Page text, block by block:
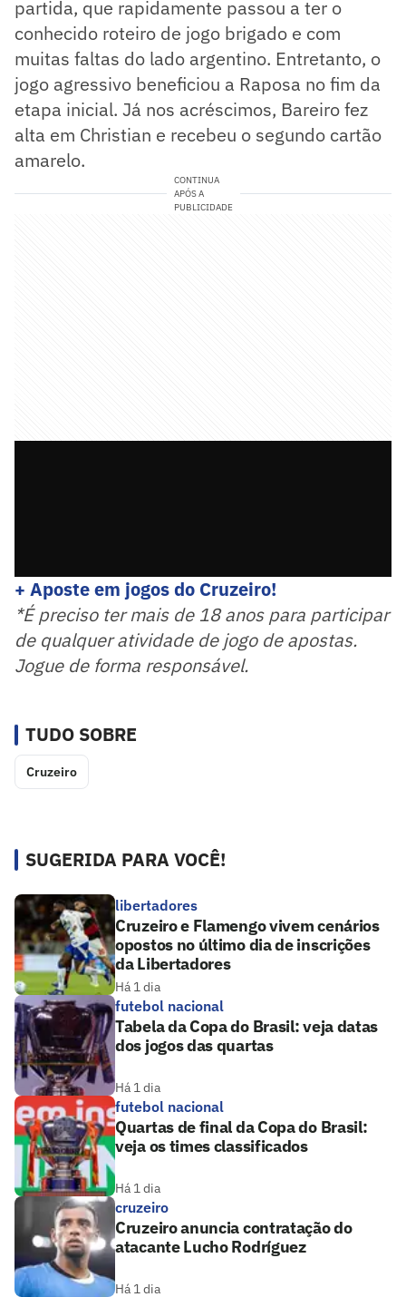
partida, que rapidamente passou a ter o
conhecido roteiro de jogo brigado e com
muitas faltas do lado argentino. Entretanto, o
jogo agressivo beneficiou a Raposa no fim da
etapa inicial. Já nos acréscimos, Bareiro fez
alta em Christian e recebeu o segundo cartão
amarelo.
CONTINUA
APÓS A
PUBLICIDADE
+ Aposte em jogos do Cruzeiro!
*É preciso ter mais de 18 anos para participar
de qualquer atividade de jogo de apostas.
Jogue de forma responsável.
TUDO SOBRE
Cruzeiro
SUGERIDA PARA VOCÊ!
libertadores
Cruzeiro e Flamengo vivem cenários
opostos no último dia de inscrições
da Libertadores
Há 1 dia
futebol nacional
Tabela da Copa do Brasil: veja datas
dos jogos das quartas
Há 1 dia
futebol nacional
Quartas de final da Copa do Brasil:
veja os times classificados
Há 1 dia
cruzeiro
Cruzeiro anuncia contratação do
atacante Lucho Rodríguez
Há 1 dia